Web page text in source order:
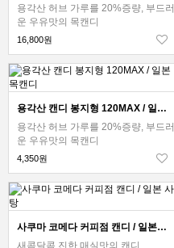
용각산 허브 가루를 20%증량, 부드러
운 우유맛의 목캔디
16,800원
용각산 캔디 봉지형 120MAX / 일본 목캔디
용각산 허브 가루를 20%증량, 부드러
운 우유맛의 목캔디
4,350원
사쿠마 코메다 커피점 캔디 / 일본 사탕
새콤달콤 진한 매실맛의 캔디